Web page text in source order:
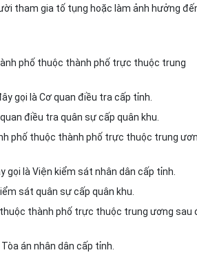
tham gia tố tụng hoặc làm ảnh hưởng
phố thuộc thành phố trực thuộc trung
gọi là Cơ quan điều tra cấp tỉnh.
điều tra quân sự cấp quân khu.
phố thuộc thành phố trực thuộc trung
là Viện kiểm sát nhân dân cấp tỉnh.
sát quân sự cấp quân khu.
thành phố trực thuộc trung ương sau
án nhân dân cấp tỉnh.